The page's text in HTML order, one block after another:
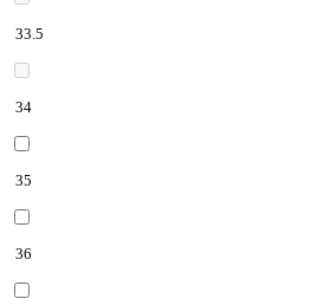
33.5
34
35
36